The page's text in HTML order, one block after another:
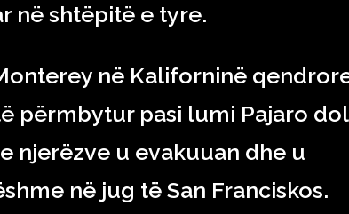
në shtëpitë e tyre.
në Kaliforninë
përmbytur pasi lumi Pajaro
njerëzve u evakuuan dhe u
në jug të San Franciskos.